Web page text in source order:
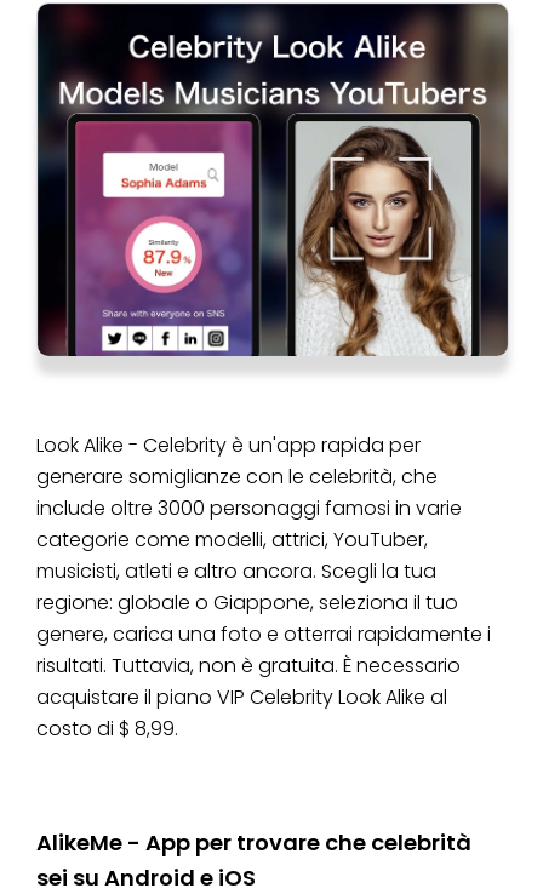
Look Alike - Celebrity è un'app rapida per
generare somiglianze con le celebrità, che
include oltre 3000 personaggi famosi in varie
categorie come modelli, attrici, YouTuber,
musicisti, atleti e altro ancora. Scegli la tua
regione: globale o Giappone, seleziona il tuo
genere, carica una foto e otterrai rapidamente i
risultati. Tuttavia, non è gratuita. È necessario
acquistare il piano VIP Celebrity Look Alike al
costo di $ 8,99.
AlikeMe - App per trovare che celebrità
sei su Android e iOS